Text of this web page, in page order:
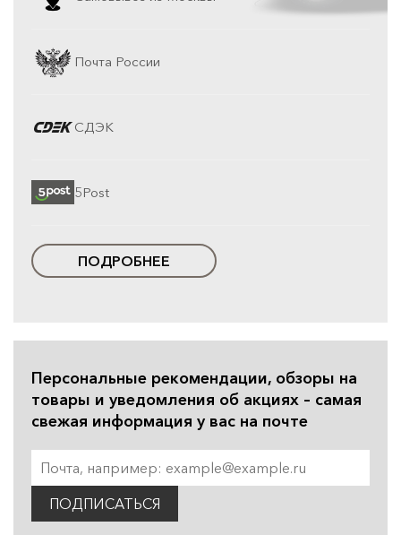
Почта России
СДЭК
5Post
ПОДРОБНЕЕ
Персональные рекомендации, обзоры на
товары и уведомления об акциях – самая
свежая информация у вас на почте
ПОДПИСАТЬСЯ